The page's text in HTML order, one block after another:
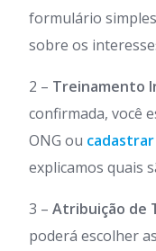
formulário
sobre os
2 – Treinamento
confirmada, você
ONG ou
explicamos quais
3 – Atribuição de
poderá escolher